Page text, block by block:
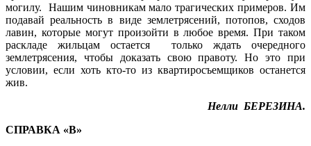
могилу. Нашим чиновникам мало трагических примеров. Им
подавай реальность в виде землетрясений, потопов, сходов
лавин, которые могут произойти в любое время. При таком
раскладе жильцам остается только ждать очередного
землетрясения, чтобы доказать свою правоту. Но это при
условии, если хоть кто-то из квартиросъемщиков останется
жив.
Нелли БЕРЕЗИНА.
СПРАВКА «В»